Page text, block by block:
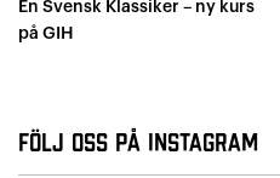
En Svensk Klassiker – ny kurs
på GIH
Följ oss på Instagram